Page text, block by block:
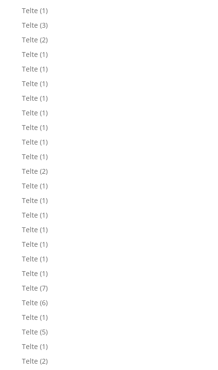
Telte (1)
Telte (3)
Telte (2)
Telte (1)
Telte (1)
Telte (1)
Telte (1)
Telte (1)
Telte (1)
Telte (1)
Telte (1)
Telte (2)
Telte (1)
Telte (1)
Telte (1)
Telte (1)
Telte (1)
Telte (1)
Telte (1)
Telte (7)
Telte (6)
Telte (1)
Telte (5)
Telte (1)
Telte (2)